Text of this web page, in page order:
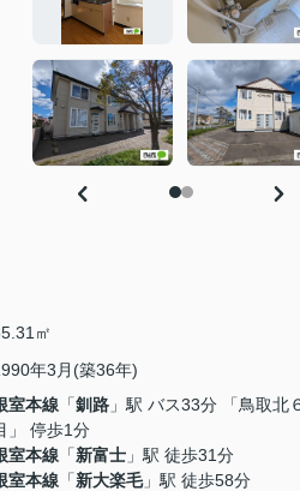
㎡
年3月(築36年)
室本線 「釧路 」駅 バス33分 「鳥取北
」 停歩1分
室本線 「新富士 」駅 徒歩31分
室本線 「新大楽毛」駅 徒歩58分